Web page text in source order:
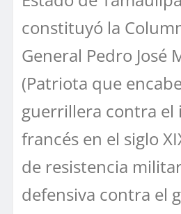
constituyó la
General Pedro José
(Patriota que
guerrillera contra el
francés en el siglo
de resistencia
defensiva contra el